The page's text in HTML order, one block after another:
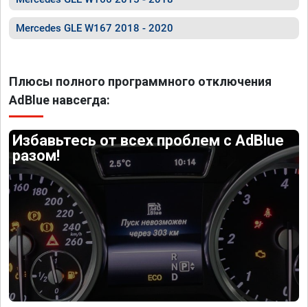
Mercedes GLE W167 2018 - 2020
Плюсы полного программного отключения
AdBlue навсегда:
Избавьтесь от всех проблем с AdBlue
разом!